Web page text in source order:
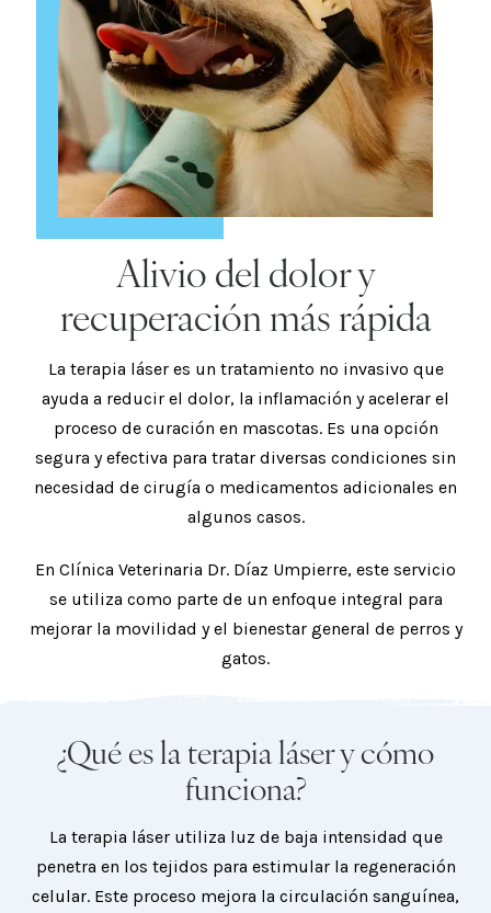
Alivio del dolor y
recuperación más rápida
La terapia láser es un tratamiento no invasivo que
ayuda a reducir el dolor, la inflamación y acelerar el
proceso de curación en mascotas. Es una opción
segura y efectiva para tratar diversas condiciones sin
necesidad de cirugía o medicamentos adicionales en
algunos casos.
En Clínica Veterinaria Dr. Díaz Umpierre, este servicio
se utiliza como parte de un enfoque integral para
mejorar la movilidad y el bienestar general de perros y
gatos.
¿Qué es la terapia láser y cómo
funciona?
La terapia láser utiliza luz de baja intensidad que
penetra en los tejidos para estimular la regeneración
celular. Este proceso mejora la circulación sanguínea,